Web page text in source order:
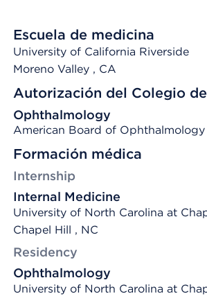
Escuela de medicina
University of California Riverside
Moreno Valley , CA
Autorización del Colegio
Ophthalmology
American Board of Ophthalmology
Formación médica
Internship
Internal Medicine
University of North Carolina at
Chapel Hill , NC
Residency
Ophthalmology
University of North Carolina at